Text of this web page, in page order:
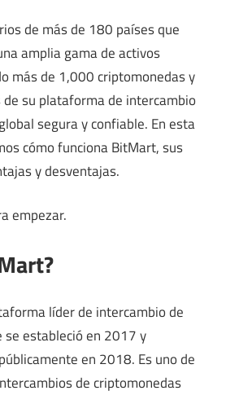
de más de 180 países que
amplia gama de activos
más de 1,000 criptomonedas y
su plataforma de intercambio
segura y confiable. En esta
cómo funciona BitMart, sus
y desventajas.
empezar.
líder de intercambio de
se estableció en 2017 y
en 2018. Es uno de
de criptomonedas